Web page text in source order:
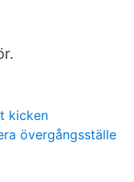
kicken
övergångsställe